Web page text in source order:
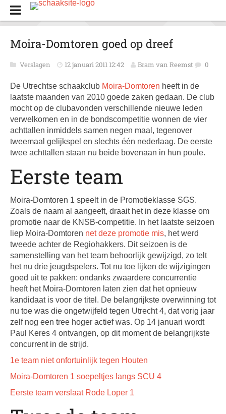
Moira-Domtoren goed op dreef
Verslagen 12 januari 2011 12:42 Bram van Reemst 0
De Utrechtse schaakclub Moira-Domtoren heeft in de
laatste maanden van 2010 goede zaken gedaan. De club
mocht op de clubavonden verschillende nieuwe leden
verwelkomen en in de bondscompetitie wonnen de vier
achttallen inmiddels samen negen maal, tegenover
tweemaal gelijkspel en slechts één nederlaag. De eerste
twee achttallen staan nu beide bovenaan in hun poule.
Eerste team
Moira-Domtoren 1 speelt in de Promotieklasse SGS.
Zoals de naam al aangeeft, draait het in deze klasse om
promotie naar de KNSB-competitie. In het laatste seizoen
liep Moira-Domtoren net deze promotie mis, het werd
tweede achter de Regiohakkers. Dit seizoen is de
samenstelling van het team behoorlijk gewijzigd, zo telt
het nu drie jeugdspelers. Tot nu toe lijken de wijzigingen
goed uit te pakken: ondanks zwaardere concurrentie
heeft het Moira-Domtoren laten zien dat het opnieuw
kandidaat is voor de titel. De belangrijkste overwinning tot
nu toe was die ongetwijfeld tegen Utrecht 4, dat vorig jaar
zelf nog een tree hoger actief was. Op 14 januari wordt
Paul Keres 4 ontvangen, op dit moment de belangrijkste
concurrent in de strijd.
1e team niet onfortuinlijk tegen Houten
Moira-Domtoren 1 soepeltjes langs SCU 4
Eerste team verslaat Rode Loper 1